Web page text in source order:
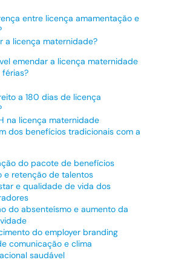
entre licença amamentação e
a licença maternidade?
emendar a licença maternidade
a 180 dias de licença
na licença maternidade
dos benefícios tradicionais com a
do pacote de benefícios
e retenção de talentos
e qualidade de vida dos
do absenteísmo e aumento da
do employer branding
comunicação e clima
saudável